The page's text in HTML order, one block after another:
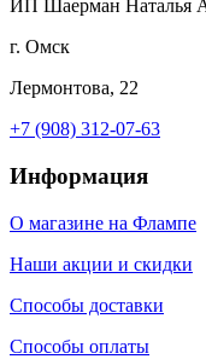
ИП Шаерман Наталья
г. Омск
Лермонтова, 22
+7 (908) 312-07-63
Информация
О магазине на Флампе
Наши акции и скидки
Способы доставки
Способы оплаты